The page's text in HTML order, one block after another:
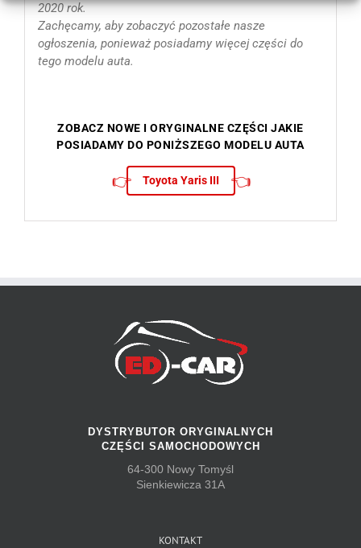
2020 rok.
Zachęcamy, aby zobaczyć pozostałe nasze
ogłoszenia, ponieważ posiadamy więcej części do
tego modelu auta.
ZOBACZ NOWE I ORYGINALNE CZĘŚCI JAKIE
POSIADAMY DO PONIŻSZEGO MODELU AUTA
👉 Toyota Yaris III 👈
DYSTRYBUTOR ORYGINALNYCH
CZĘŚCI SAMOCHODOWYCH
64-300 Nowy Tomyśl
Sienkiewicza 31A
KONTAKT